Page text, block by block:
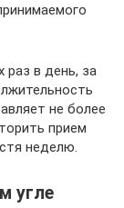
раз в день, за
не более
прием
неделю.
угле